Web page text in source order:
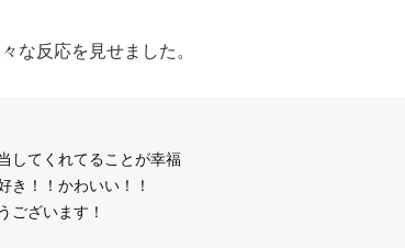
な反応を見せました。
してくれてることが幸福
き！！かわいい！！
ございます！